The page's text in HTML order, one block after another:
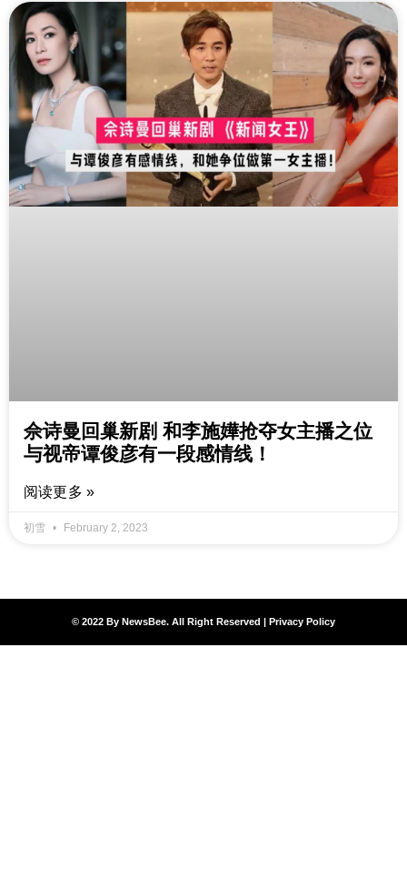
佘诗曼回巢新剧 和李施嬅抢夺女主播之位
与视帝谭俊彦有一段感情线！
阅读更多 »
初雪 February 2, 2023
© 2022 By NewsBee. All Right Reserved | Privacy Policy